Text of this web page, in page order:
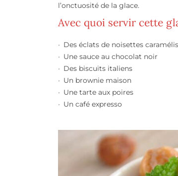
l’onctuosité de la glace.
Avec quoi servir cette
Des éclats de noisettes
Une sauce au chocolat noir
Des biscuits italiens
Un brownie maison
Une tarte aux poires
Un café expresso